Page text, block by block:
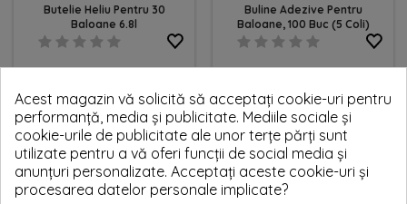
Butelie Heliu Pentru 30
Baloane 6.8l
de
baza
- +
Buline Adezive Pentru
Baloane, 100 Buc (5 Coli)
- +
Set 7 Markere Argintii Pentru
Ofertă!
Dispozitiv Exploziv Pt
Acest magazin vă solicită să acceptați cookie-uri pentru
performanță, media și publicitate. Mediile sociale și
cookie-urile de publicitate ale unor terțe părți sunt
utilizate pentru a vă oferi funcții de social media și
anunțuri personalizate. Acceptați aceste cookie-uri și
procesarea datelor personale implicate?